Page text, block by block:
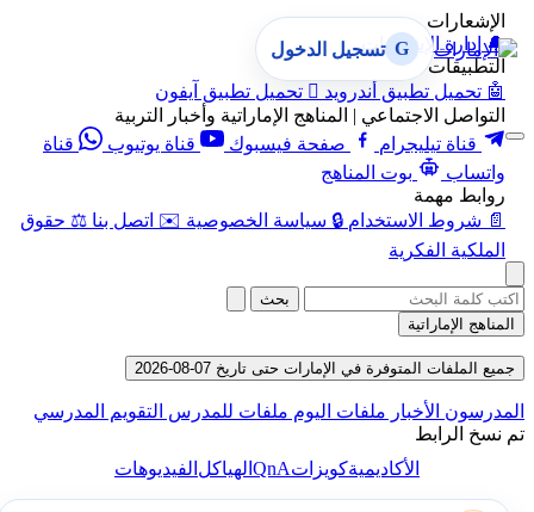
الإشعارات
🔔 إدارة الإشعارات
التطبيقات
🤖 تحميل تطبيق أندرويد  تحميل تطبيق آيفون
التواصل الاجتماعي | المناهج الإماراتية وأخبار التربية
قناة تيليجرام
صفحة فيسبوك قناة يوتيوب
قناة
واتساب
بوت المناهج
روابط مهمة
📄 شروط الاستخدام 🔒 سياسة الخصوصية ✉️ اتصل بنا ⚖️ حقوق
الملكية الفكرية
G تسجيل الدخول
بحث
المناهج الإماراتية
جميع الملفات المتوفرة في الإمارات حتى تاريخ 07-08-2026
المدرسون الأخبار ملفات اليوم ملفات للمدرس التقويم المدرسي
تم نسخ الرابط
الأكاديميةكويزاتQnAالهياكلالفيديوهات